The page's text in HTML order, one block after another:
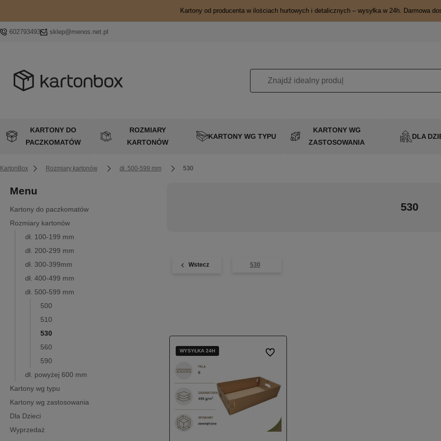
Kartony od producenta w ilościach hurtowych i detalicznych – wysyłka w 24h. Darmowa
602793493 sklep@menos.net.pl
KARTONY DO
PACZKOMATÓW
ROZMIARY
KARTONÓW
KARTONY WG TYPU
KARTONY WG
ZASTOSOWANIA
DLA
KartonBox Rozmiary kartonów dł. 500-599 mm 530
Menu
Kartony do paczkomatów
Rozmiary kartonów
dł. 100-199 mm
dł. 200-299 mm
dł. 300-399mm
dł. 400-499 mm
dł. 500-599 mm
500
510
530
560
590
dł. powyżej 600 mm
Kartony wg typu
Kartony wg zastosowania
Dla Dzieci
Wyprzedaż
530
Wstecz 530
WYSYŁKA 24H
WYSYŁKA 24H Do ulubionych